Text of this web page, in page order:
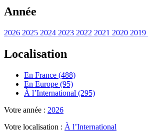
Année
2026 2025 2024 2023 2022 2021 2020 2019
Localisation
En France (488)
En Europe (95)
À l’International (295)
Votre année : 2026
Votre localisation : À l’International